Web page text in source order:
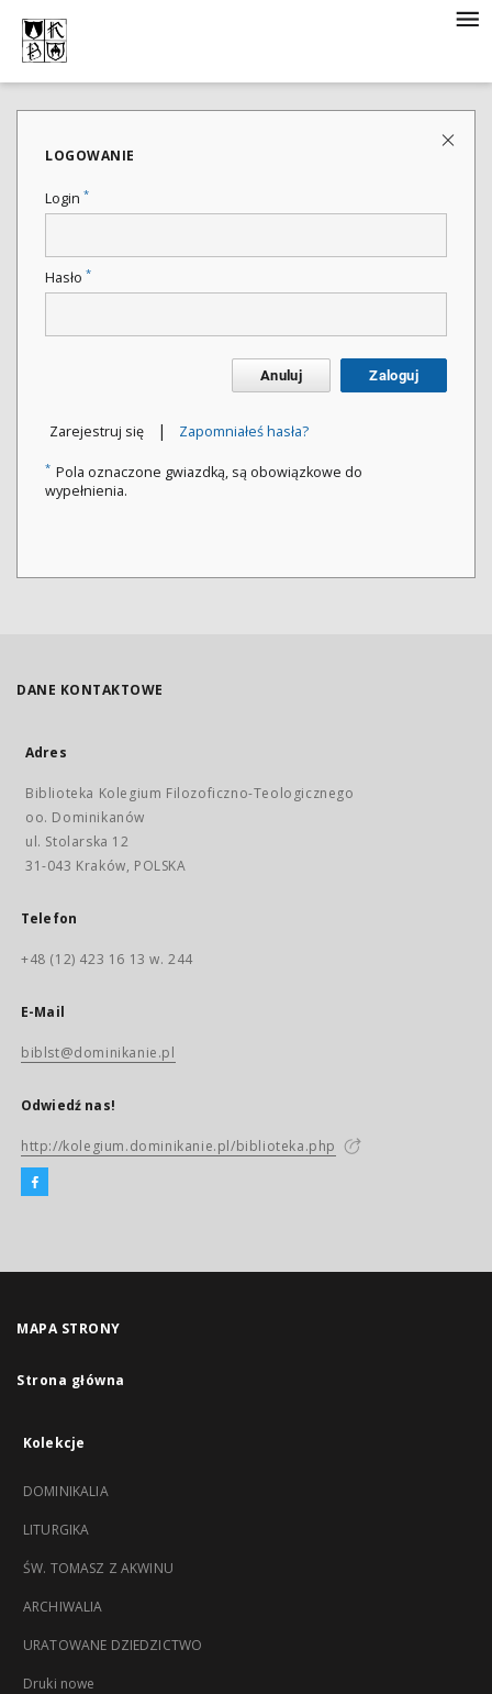
LOGOWANIE
Login *
Hasło *
Anuluj Zaloguj
Zarejestruj się | Zapomniałeś hasła?
* Pola oznaczone gwiazdką, są obowiązkowe do
wypełnienia.
DANE KONTAKTOWE
Adres
Biblioteka Kolegium Filozoficzno-Teologicznego
oo. Dominikanów
ul. Stolarska 12
31-043 Kraków, POLSKA
Telefon
+48 (12) 423 16 13 w. 244
E-Mail
biblst@dominikanie.pl
Odwiedź nas!
http://kolegium.dominikanie.pl/biblioteka.php
MAPA STRONY
Strona główna
Kolekcje
DOMINIKALIA
LITURGIKA
ŚW. TOMASZ Z AKWINU
ARCHIWALIA
URATOWANE DZIEDZICTWO
Druki nowe